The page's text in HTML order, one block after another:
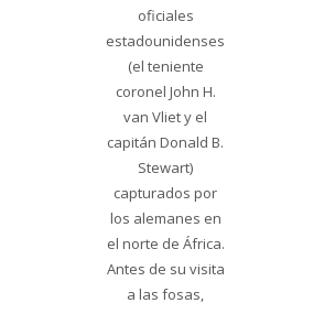
oficiales
estadounidenses
(el teniente
coronel John H.
van Vliet y el
capitán Donald B.
Stewart)
capturados por
los alemanes en
el norte de África.
Antes de su visita
a las fosas,